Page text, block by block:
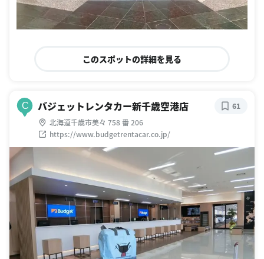
このスポットの詳細を見る
C バジェットレンタカー新千歳空港店
北海道千歳市美々 758 番 206
https://www.budgetrentacar.co.jp/
61